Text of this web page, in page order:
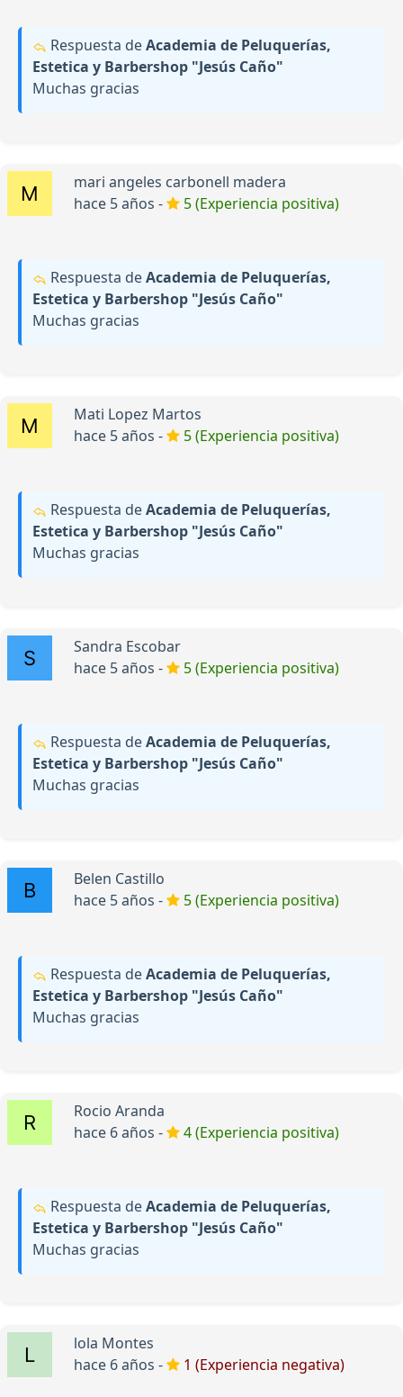
Respuesta deAcademia de Peluquerías,
Estetica y Barbershop "Jesús Caño"
Muchas gracias
mari angeles carbonell madera
hace 5 años -
5 (Experiencia positiva)
Respuesta deAcademia de Peluquerías,
Estetica y Barbershop "Jesús Caño"
Muchas gracias
Mati Lopez Martos
hace 5 años -
5 (Experiencia positiva)
Respuesta deAcademia de Peluquerías,
Estetica y Barbershop "Jesús Caño"
Muchas gracias
Sandra Escobar
hace 5 años -
5 (Experiencia positiva)
Respuesta deAcademia de Peluquerías,
Estetica y Barbershop "Jesús Caño"
Muchas gracias
Belen Castillo
hace 5 años -
5 (Experiencia positiva)
Respuesta deAcademia de Peluquerías,
Estetica y Barbershop "Jesús Caño"
Muchas gracias
Rocio Aranda
hace 6 años -
4 (Experiencia positiva)
Respuesta deAcademia de Peluquerías,
Estetica y Barbershop "Jesús Caño"
Muchas gracias
lola Montes
hace 6 años -
1 (Experiencia negativa)